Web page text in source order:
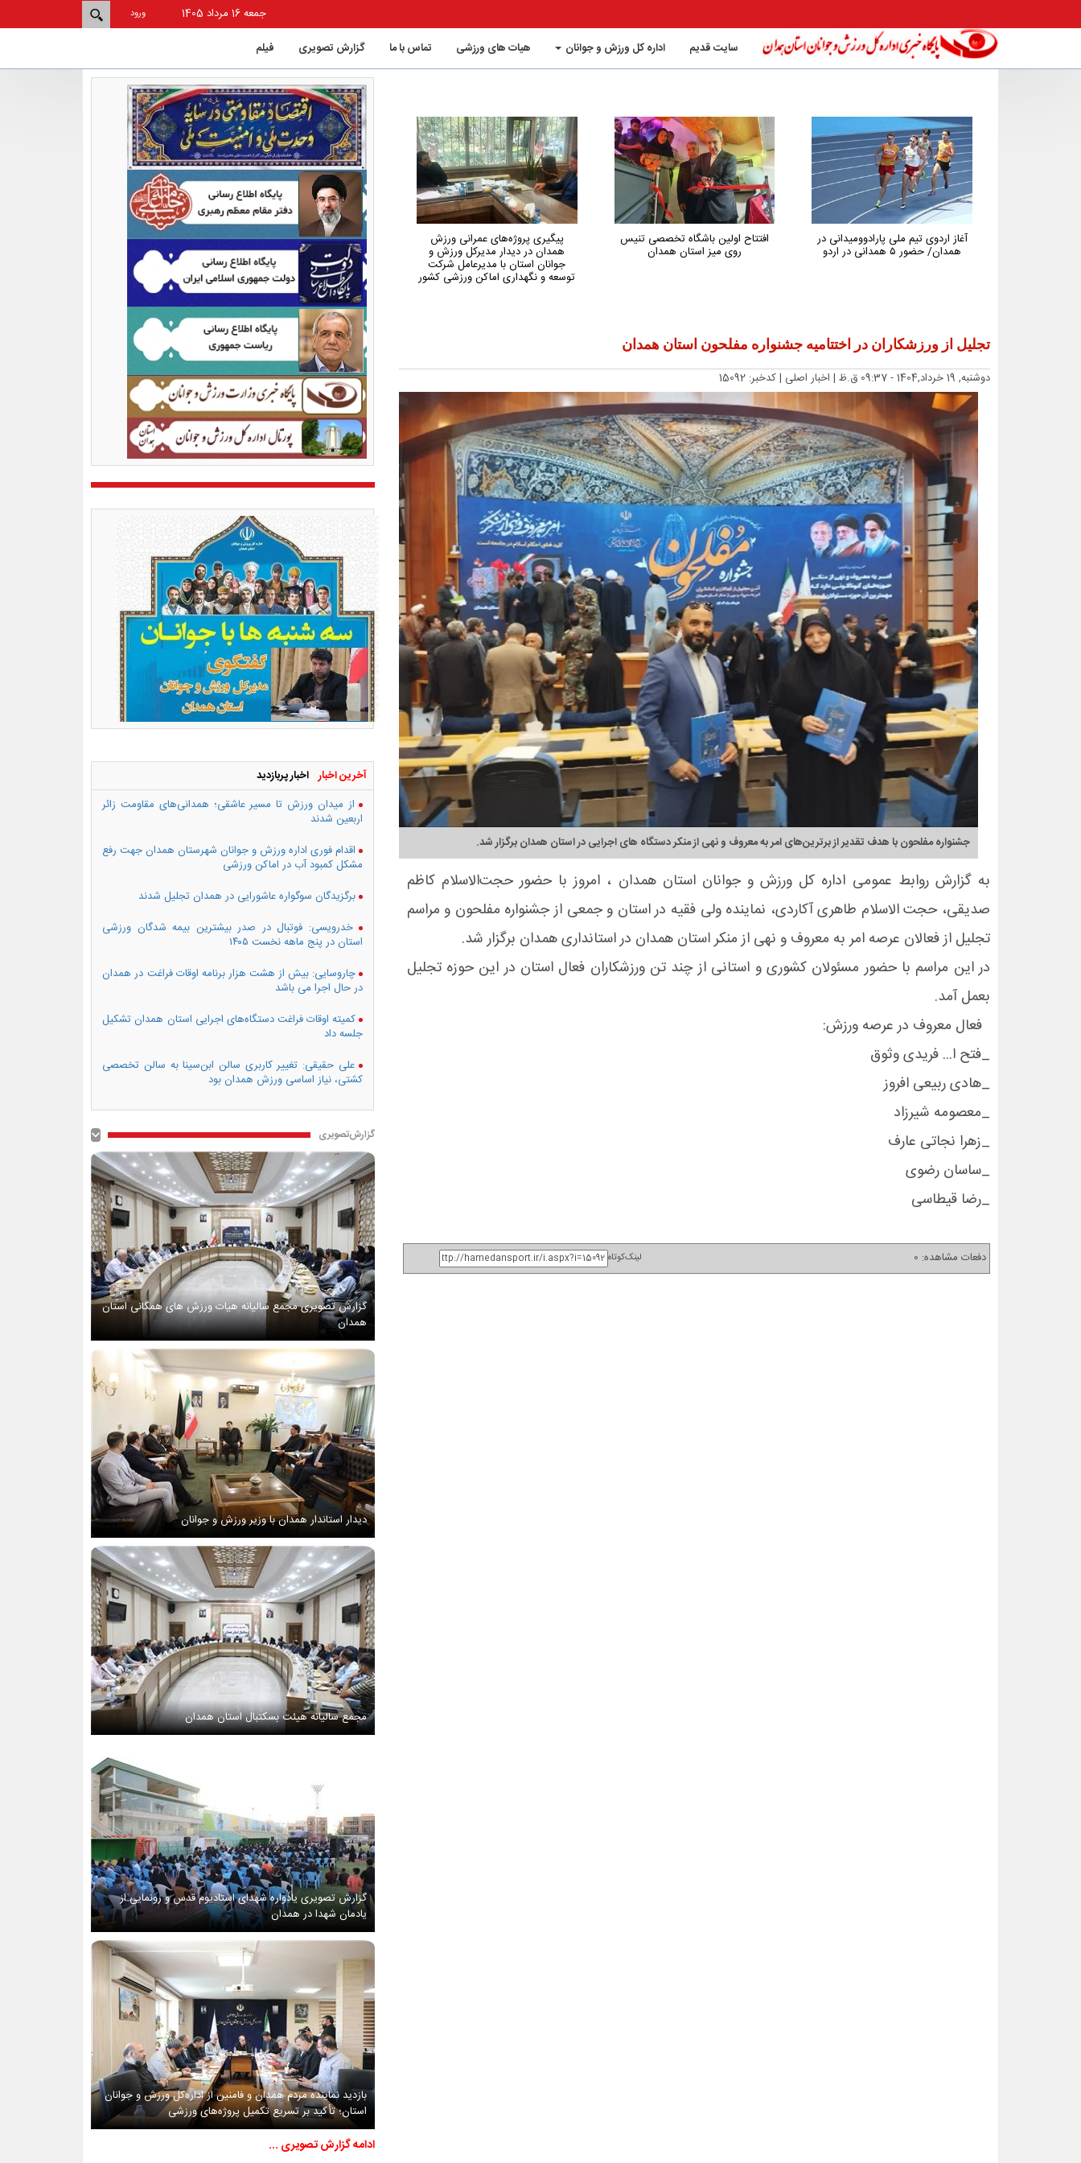
ورود
جمعه 16 مرداد 1405
سایت قدیم
اداره کل ورزش و جوانان هیات های ورزشی تماس با ما گزارش تصویری فيلم
افتتاح اولین باشگاه تخصصی تنیس
روی میز استان همدان
پیگیری پروژه‌های عمرانی ورزش
همدان در دیدار مدیرکل ورزش و
همدان از استان‌های کم‌شکایت و
کم‌حاشیه کشور در حوزه ورزش است
تجلیل از ورزشکاران در اختتامیه جشنواره مفلحون استان همدان
دوشنبه, 19 خرداد,1404 - 09:37 ق.ظ | اخبار اصلی | کدخبر: 15092
جشنواره مفلحون با هدف تقدیر از برترین‌های امر به‌ معروف و نهی‌ از منکر دستگاه های اجرایی در استان همدان برگزار شد.
به گزارش روابط عمومی اداره کل ورزش و جوانان استان همدان ، امروز با حضور حجت‌الاسلام کاظم
صدیقی، حجت الاسلام طاهری آکاردی، نماینده ولی فقیه در استان و جمعی از جشنواره مفلحون و مراسم
تجلیل از فعالان عرصه امر به معروف و نهی از منکر استان همدان در استانداری همدان برگزار شد.
در این مراسم با حضور مسئولان کشوری و استانی از چند تن ورزشکاران فعال استان در این حوزه تجلیل
بعمل آمد.
فعال معروف در عرصه ورزش:
_فتح ا... فریدی وثوق
_هادی ربیعی افروز
_معصومه شیرزاد
_زهرا نجاتی عارف
_ساسان رضوی
_رضا قیطاسی
لینک‌کوتاه دفعات مشاهده: 0
آخرین اخبار اخبار پربازدید
از میدان ورزش تا مسیر عاشقی؛ همدانی‌های مقاومت زائر
اربعین شدند
اقدام فوری اداره ورزش و جوانان شهرستان همدان جهت رفع
مشکل کمبود آب در اماکن ورزشی
برگزیدگان سوگواره عاشورایی در همدان تجلیل شدند
خدرویسی: فوتبال در صدر بیشترین بیمه شدگان ورزشی
استان در پنج ماهه نخست ۱۴۰۵
چاروسایی: بیش از هشت هزار برنامه اوقات فراغت در همدان
در حال اجرا می باشد
کمیته اوقات فراغت دستگاه‌های اجرایی استان همدان تشکیل
جلسه داد
علی حقیقی: تغییر کاربری سالن ابن‌سینا به سالن تخصصی
کشتی، نیاز اساسی ورزش همدان بود
گزارش‌تصویری
گزارش تصویری مجمع سالیانه هیات ورزش های همگانی استان
همدان
دیدار استاندار همدان با وزیر ورزش و جوانان
مجمع سالیانه هیئت بسکتبال استان همدان
گزارش تصویری یادواره شهدای استادیوم قدس و رونمایی از
یادمان شهدا در همدان
بازدید نماینده مردم همدان و فامنین از اداره‌کل ورزش و جوانان
استان؛ تأکید بر تسریع تکمیل پروژه‌های ورزشی
ادامه گزارش تصویری ...